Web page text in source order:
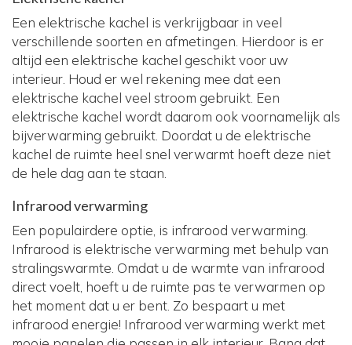
Een elektrische kachel is verkrijgbaar in veel
verschillende soorten en afmetingen. Hierdoor is er
altijd een elektrische kachel geschikt voor uw
interieur. Houd er wel rekening mee dat een
elektrische kachel veel stroom gebruikt. Een
elektrische kachel wordt daarom ook voornamelijk als
bijverwarming gebruikt. Doordat u de elektrische
kachel de ruimte heel snel verwarmt hoeft deze niet
de hele dag aan te staan.
Infrarood verwarming
Een populairdere optie, is infrarood verwarming.
Infrarood is elektrische verwarming met behulp van
stralingswarmte. Omdat u de warmte van infrarood
direct voelt, hoeft u de ruimte pas te verwarmen op
het moment dat u er bent. Zo bespaart u met
infrarood energie! Infrarood verwarming werkt met